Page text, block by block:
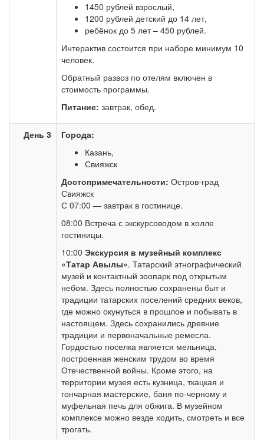
1450 рублей взрослый,
1200 рублей детский до 14 лет,
ребёнок до 5 лет – 450 рублей.
Интерактив состоится при наборе минимум 10
человек.
Обратный развоз по отелям включен в
стоимость программы.
Питание: завтрак, обед.
День 3
Города:
Казань,
Свияжск
Достопримечательности: Остров-град
Свияжск
С 07:00 — завтрак в гостинице.
08:00 Встреча с экскурсоводом в холле
гостиницы.
10:00 Экскурсия в музейный комплекс
«Татар Авылы». Татарский этнографический
музей и контактный зоопарк под открытым
небом. Здесь полностью сохранены быт и
традиции татарских поселений средних веков,
где можно окунуться в прошлое и побывать в
настоящем. Здесь сохранились древние
традиции и первоначальные ремесла.
Гордостью поселка является мельница,
построенная женским трудом во время
Отечественной войны. Кроме этого, на
территории музея есть кузница, ткацкая и
гончарная мастерские, баня по-черному и
муфельная печь для обжига. В музейном
комплексе можно везде ходить, смотреть и все
трогать.